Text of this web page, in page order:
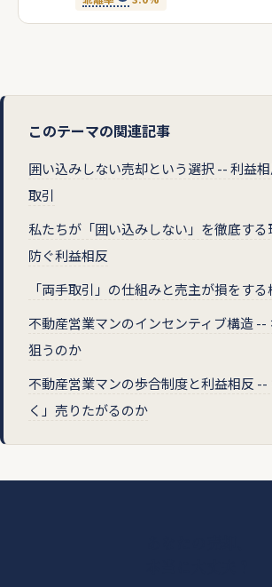
このテーマの関連記事
囲い込みしない売却という選択 -- 利益
取引
私たちが「囲い込みしない」を徹底する
防ぐ利益相反
「両手取引」の仕組みと売主が損をする
不動産営業マンのインセンティブ構造 --
狙うのか
不動産営業マンの歩合制度と利益相反 --
く」売りたがるのか